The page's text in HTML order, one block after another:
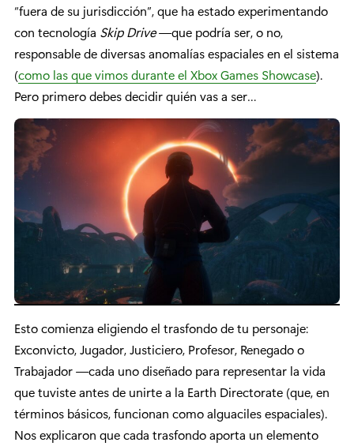
“fuera de su jurisdicción”, que ha estado experimentando
con tecnología Skip Drive—que podría ser, o no,
responsable de diversas anomalías espaciales en el sistema
(como las que vimos durante el Xbox Games Showcase).
Pero primero debes decidir quién vas a ser…
Esto comienza eligiendo el trasfondo de tu personaje:
Exconvicto, Jugador, Justiciero, Profesor, Renegado o
Trabajador —cada uno diseñado para representar la vida
que tuviste antes de unirte a la Earth Directorate (que, en
términos básicos, funcionan como alguaciles espaciales).
Nos explicaron que cada trasfondo aporta un elemento